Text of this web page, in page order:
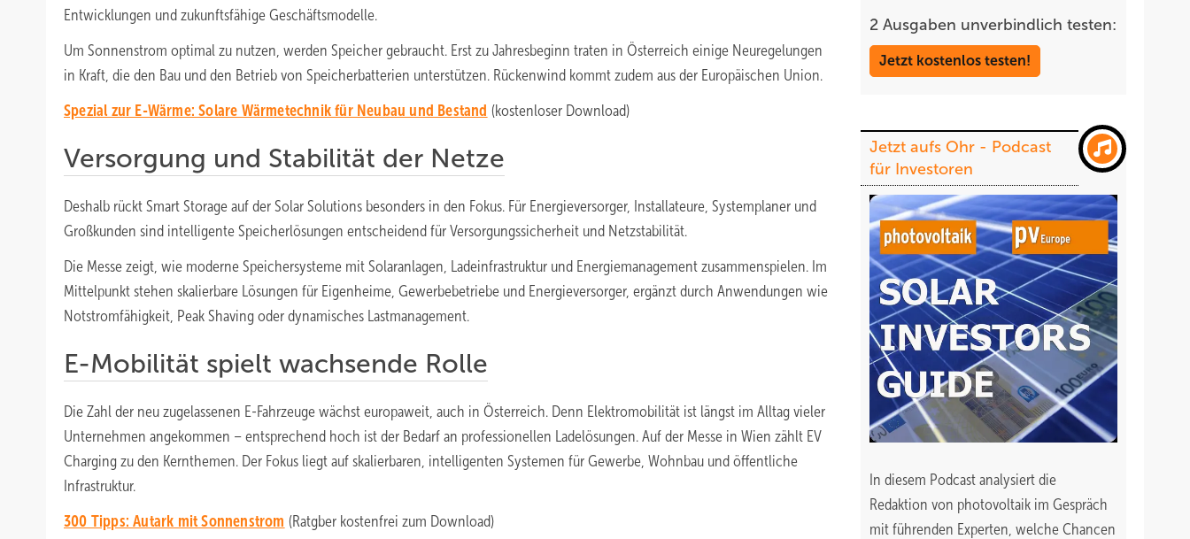
Entwicklungen und zukunftsfähige Geschäftsmodelle.
Um Sonnenstrom optimal zu nutzen, werden Speicher gebraucht. Erst zu Jahresbeginn traten in Österreich einige Neuregelungen
in Kraft, die den Bau und den Betrieb von Speicherbatterien unterstützen. Rückenwind kommt zudem aus der Europäischen Union.
Spezial zur E-Wärme: Solare Wärmetechnik für Neubau und Bestand (kostenloser Download)
Versorgung und Stabilität der Netze
Deshalb rückt Smart Storage auf der Solar Solutions besonders in den Fokus. Für Energieversorger, Installateure, Systemplaner und
Großkunden sind intelligente Speicherlösungen entscheidend für Versorgungssicherheit und Netzstabilität.
Die Messe zeigt, wie moderne Speichersysteme mit Solaranlagen, Ladeinfrastruktur und Energiemanagement zusammenspielen. Im
Mittelpunkt stehen skalierbare Lösungen für Eigenheime, Gewerbebetriebe und Energieversorger, ergänzt durch Anwendungen wie
Notstromfähigkeit, Peak Shaving oder dynamisches Lastmanagement.
E-Mobilität spielt wachsende Rolle
Die Zahl der neu zugelassenen E-Fahrzeuge wächst europaweit, auch in Österreich. Denn Elektromobilität ist längst im Alltag vieler
Unternehmen angekommen – entsprechend hoch ist der Bedarf an professionellen Ladelösungen. Auf der Messe in Wien zählt EV
Charging zu den Kernthemen. Der Fokus liegt auf skalierbaren, intelligenten Systemen für Gewerbe, Wohnbau und öffentliche
Infrastruktur.
300 Tipps: Autark mit Sonnenstrom (Ratgber kostenfrei zum Download)
2 Ausgaben unverbindlich testen:
Jetzt kostenlos testen!
Jetzt aufs Ohr - Podcast
für Investoren
In diesem Podcast analysiert die
Redaktion von photovoltaik im Gespräch
mit führenden Experten, welche Chancen